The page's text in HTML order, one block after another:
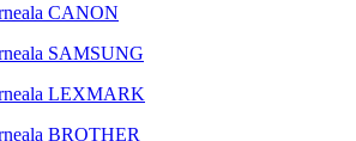
CANON
SAMSUNG
LEXMARK
BROTHER